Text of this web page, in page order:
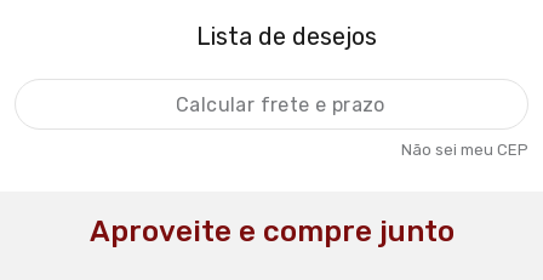
Lista de desejos
Não sei meu CEP
Aproveite e compre junto